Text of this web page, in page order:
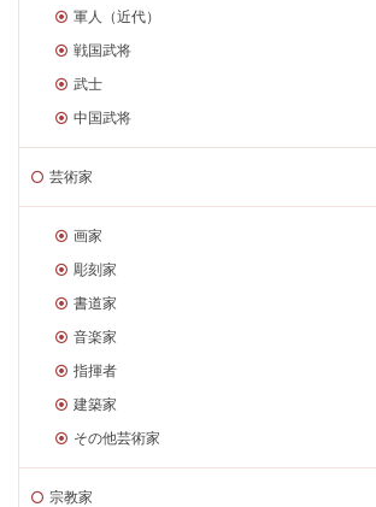
軍人（近代）
戦国武将
武士
中国武将
芸術家
画家
彫刻家
書道家
音楽家
指揮者
建築家
その他芸術家
宗教家